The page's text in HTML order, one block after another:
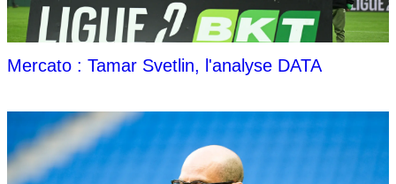
Mercato : Tamar Svetlin, l'analyse DATA